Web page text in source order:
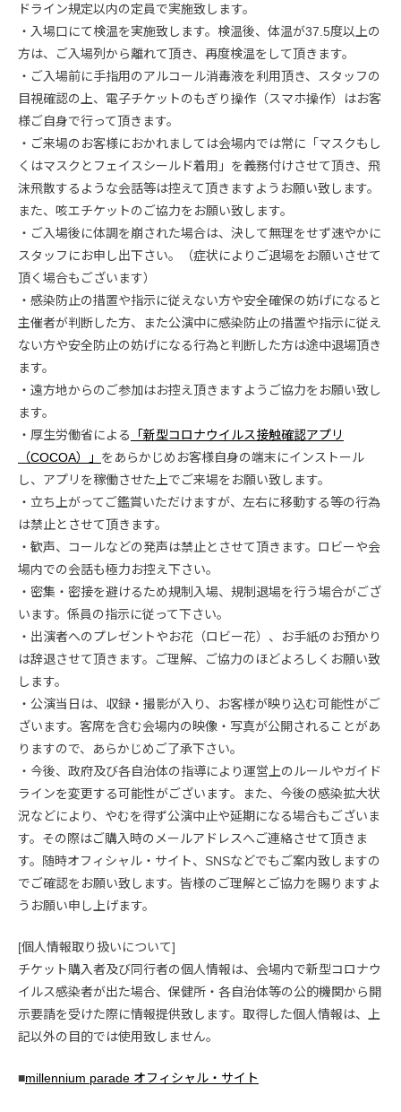
ドライン規定以内の定員で実施致します。
・入場口にて検温を実施致します。検温後、体温が37.5度以上の
方は、ご入場列から離れて頂き、再度検温をして頂きます。
・ご入場前に手指用のアルコール消毒液を利用頂き、スタッフの
目視確認の上、電子チケットのもぎり操作（スマホ操作）はお客
様ご自身で行って頂きます。
・ご来場のお客様におかれましては会場内では常に「マスクもし
くはマスクとフェイスシールド着用」を義務付けさせて頂き、飛
沫飛散するような会話等は控えて頂きますようお願い致します。
また、咳エチケットのご協力をお願い致します。
・ご入場後に体調を崩された場合は、決して無理をせず速やかに
スタッフにお申し出下さい。（症状によりご退場をお願いさせて
頂く場合もございます）
・感染防止の措置や指示に従えない方や安全確保の妨げになると
主催者が判断した方、また公演中に感染防止の措置や指示に従え
ない方や安全防止の妨げになる行為と判断した方は途中退場頂き
ます。
・遠方地からのご参加はお控え頂きますようご協力をお願い致し
ます。
・厚生労働省による
「新型コロナウイルス接触確認アプリ
（COCOA）」 をあらかじめお客様自身の端末にインストール
し、アプリを稼働させた上でご来場をお願い致します。
・立ち上がってご鑑賞いただけますが、左右に移動する等の行為
は禁止とさせて頂きます。
・歓声、コールなどの発声は禁止とさせて頂きます。ロビーや会
場内での会話も極力お控え下さい。
・密集・密接を避けるため規制入場、規制退場を行う場合がござ
います。係員の指示に従って下さい。
・出演者へのプレゼントやお花（ロビー花）、お手紙のお預かり
は辞退させて頂きます。ご理解、ご協力のほどよろしくお願い致
します。
・公演当日は、収録・撮影が入り、お客様が映り込む可能性がご
ざいます。客席を含む会場内の映像・写真が公開されることがあ
りますので、あらかじめご了承下さい。
・今後、政府及び各自治体の指導により運営上のルールやガイド
ラインを変更する可能性がございます。また、今後の感染拡大状
況などにより、やむを得ず公演中止や延期になる場合もございま
す。その際はご購入時のメールアドレスへご連絡させて頂きま
す。随時オフィシャル・サイト、SNSなどでもご案内致しますの
でご確認をお願い致します。皆様のご理解とご協力を賜りますよ
うお願い申し上げます。
[個人情報取り扱いについて]
チケット購入者及び同行者の個人情報は、会場内で新型コロナウ
イルス感染者が出た場合、保健所・各自治体等の公的機関から開
示要請を受けた際に情報提供致します。取得した個人情報は、上
記以外の目的では使用致しません。
■millennium parade オフィシャル・サイト